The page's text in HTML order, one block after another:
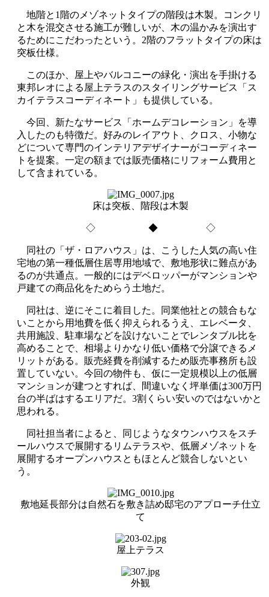
地階と1階のメゾネットタイプの階段は木製。コンクリ
と木を混交させる施工が難しいが、木の温かみを演出す
るためにこだわったという。2階のフラットタイプの床は
突板仕様。
このほか、屋上やバルコニーの緑化・演出を手掛ける
東邦レオによる屋上テラスのスタイリングサービス「ス
カイテラスコーディネート」も提供している。
今回、新たなサービス「ホームデコレーション」を導
入したのも特徴だ。好みのレイアウト、クロス、小物な
どについて専門のインテリアデザイナーがコーディネー
トを提案。一定の額までは販売価格にリフォーム費用と
して含まれている。
床は突板、階段は木製
◇ ◆ ◇
同社の「ザ・ロアハウス」は、こうした人気の高い住
宅地の第一種低層住居専用地域で、敷地形状に難点があ
るのが共通点。一般的にはデベロッパーがマンションや
戸建ての商品化をためらう土地だ。
同社は、逆にそこに着目した。同業他社との競合もな
いことから用地費を低く抑えられるうえ、エレベータ、
共用施設、駐車場などを設けないことでレンタブル比を
高めることで、相場よりかなり低い価格で分譲できるメ
リットがある。販売経費を削減するため販売事務所も設
置していない。今回の物件も、仮に一定規模以上の低層
マンションが建つとすれば、間違いなく坪単価は300万円
台の半ばはするエリアだ。3割くらい安いのではないかと
思われる。
同社担当者によると、同じようなタウンハウスをスチ
ールハウスで展開するリムテラスや、低層メゾネットを
展開するオープンハウスともほとんど競合しないとい
う。
敷地延長部分は自然石を敷き詰め邸宅のアプローチ仕立
て
屋上テラス
外観